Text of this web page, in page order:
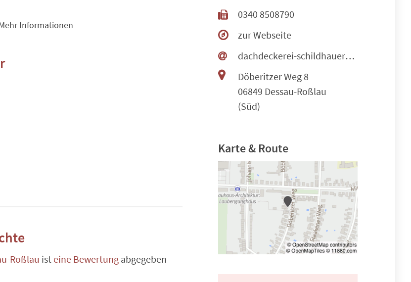
Informationen
Roßlau ist eine Bewertung abgegeben
0340 8508790
zur Webseite
dachdeckerei-schildhauer@t-online.de
Döberitzer Weg 8
06849 Dessau-Roßlau
(Süd)
Karte & Route